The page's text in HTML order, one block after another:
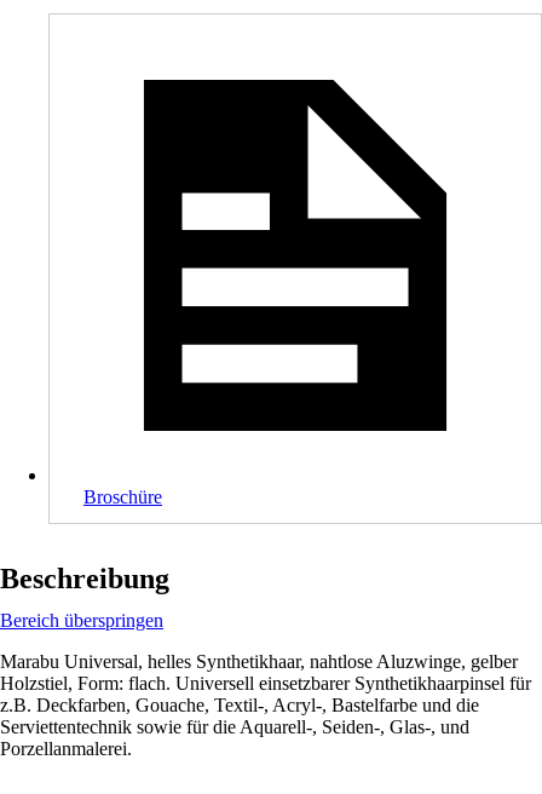
Broschüre
Beschreibung
Bereich überspringen
Marabu Universal, helles Synthetikhaar, nahtlose Aluzwinge, gelber
Holzstiel, Form: flach. Universell einsetzbarer Synthetikhaarpinsel für
z.B. Deckfarben, Gouache, Textil-, Acryl-, Bastelfarbe und die
Serviettentechnik sowie für die Aquarell-, Seiden-, Glas-, und
Porzellanmalerei.